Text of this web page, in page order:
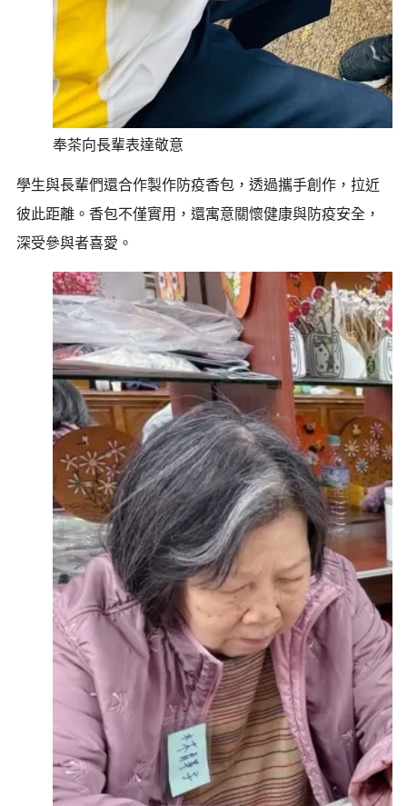
奉茶向長輩表達敬意
學生與長輩們還合作製作防疫香包，透過攜手創作，拉近
彼此距離。香包不僅實用，還寓意關懷健康與防疫安全，
深受參與者喜愛。